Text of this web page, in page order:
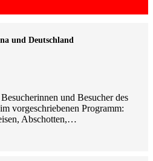
und Deutschland
und Besucher des
vorgeschriebenen Programm:
Abschotten,…